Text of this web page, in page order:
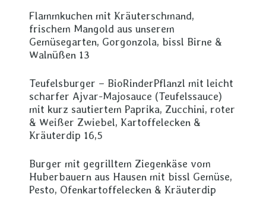
Flammkuchen mit Kräuterschmand,
frischem Mangold aus unserem
Gemüsegarten, Gorgonzola, bissl Birne &
Walnüßen 13
Teufelsburger – BioRinderPflanzl mit leicht
scharfer Ajvar-Majosauce (Teufelssauce)
mit kurz sautiertem Paprika, Zucchini, roter
& Weißer Zwiebel, Kartoffelecken &
Kräuterdip 16,5
Burger mit gegrilltem Ziegenkäse vom
Huberbauern aus Hausen mit bissl Gemüse,
Pesto, Ofenkartoffelecken & Kräuterdip